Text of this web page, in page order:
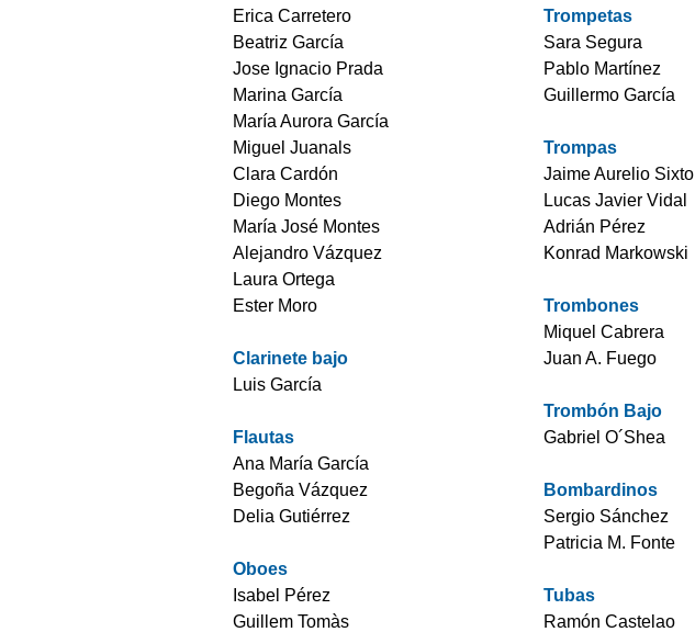
Erica Carretero
Beatriz García
Jose Ignacio Prada
Marina García
María Aurora García
Miguel Juanals
Clara Cardón
Diego Montes
María José Montes
Alejandro Vázquez
Laura Ortega
Ester Moro
Clarinete bajo
Luis García
Flautas
Ana María García
Begoña Vázquez
Delia Gutiérrez
Oboes
Isabel Pérez
Guillem Tomàs
Trompetas
Sara Segura
Pablo Martínez
Guillermo García
Trompas
Jaime Aurelio Sixto
Lucas Javier Vidal
Adrián Pérez
Konrad Markowski
Trombones
Miquel Cabrera
Juan A. Fuego
Trombón Bajo
Gabriel O´Shea
Bombardinos
Sergio Sánchez
Patricia M. Fonte
Tubas
Ramón Castelao